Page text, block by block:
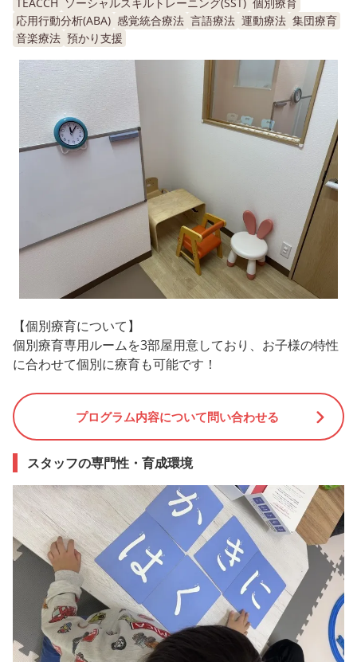
TEACCH ソーシャルスキルトレーニング(SST) 個別療育
応用行動分析(ABA) 感覚統合療法 言語療法 運動療法 集団療育
音楽療法 預かり支援
【個別療育について】
個別療育専用ルームを3部屋用意しており、お子様の特性
に合わせて個別に療育も可能です！
プログラム内容について問い合わせる
スタッフの専門性・育成環境